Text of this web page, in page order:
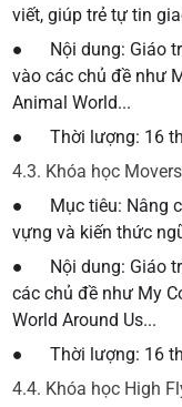
viết, giúp trẻ tự tin
● Nội dung: Giáo
vào các chủ đề như
Animal World...
● Thời lượng: 16
4.3. Khóa học
● Mục tiêu: Nâng
vựng và kiến thức
● Nội dung: Giáo
các chủ đề như My
World Around Us...
● Thời lượng: 16
4.4. Khóa học High